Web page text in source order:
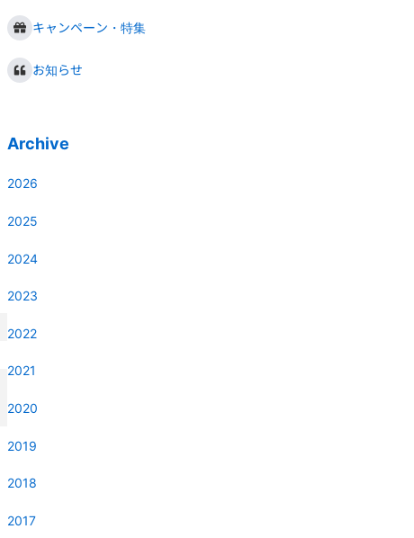
キャンペーン・特集
お知らせ
Archive
2026
2025
2024
2023
2022
2021
2020
2019
2018
2017